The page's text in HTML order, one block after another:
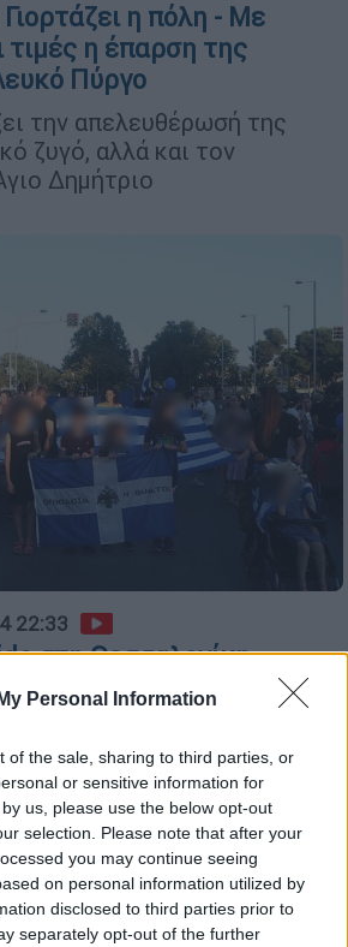
Personal Information
of the sale, sharing to third parties, or
or sensitive information for
us, please use the below opt-out
selection. Please note that after your
you may continue seeing
on personal information utilized by
disclosed to third parties prior to
separately opt-out of the further
η πόλη - Με
τιμές η έπαρση της
Πύργο
την απελευθέρωσή της
ζυγό, αλλά και τον
Δημήτριο
22:33
στη Θεσσαλονίκη
να κρατάνε σημαία
και ελληνικές σημαίες η
Pride